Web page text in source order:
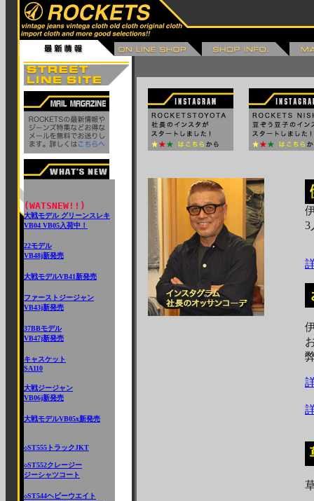
(WATSNEW!!)
大戦モデル グリーンスレキ
VB04 VB05入荷中！
22モデル
VB48j新発売
大戦モデルVB41新発売
ファーストジージャン
VB43j新発売
37BBモデル
VB47j新発売
キャスケット
SA110
大戦ジージャン
VB06j新発売
大戦モデルVB05x新発売
◇ST555トラックJKT
◇ST552クレージー
ジーシャツコート
◇ST544ヘビーウエイト
3